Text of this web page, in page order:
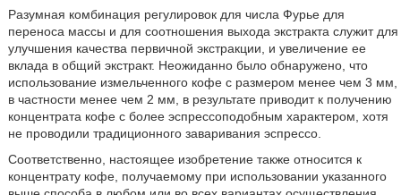
Разумная комбинация регулировок для числа Фурье для
переноса массы и для соотношения выхода экстракта служит для
улучшения качества первичной экстракции, и увеличение ее
вклада в общий экстракт. Неожиданно было обнаружено, что
использование измельченного кофе с размером менее чем 3 мм,
в частности менее чем 2 мм, в результате приводит к получению
концентрата кофе с более эспрессоподобным характером, хотя
не проводили традиционного заваривания эспрессо.
Соответственно, настоящее изобретение также относится к
концентрату кофе, получаемому при использовании указанного